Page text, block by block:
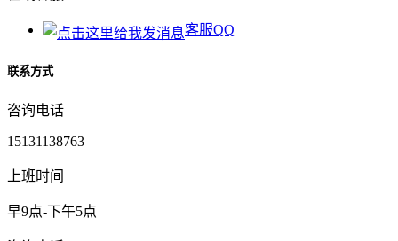
客服QQ
联系方式
咨询电话
15131138763
上班时间
早9点-下午5点